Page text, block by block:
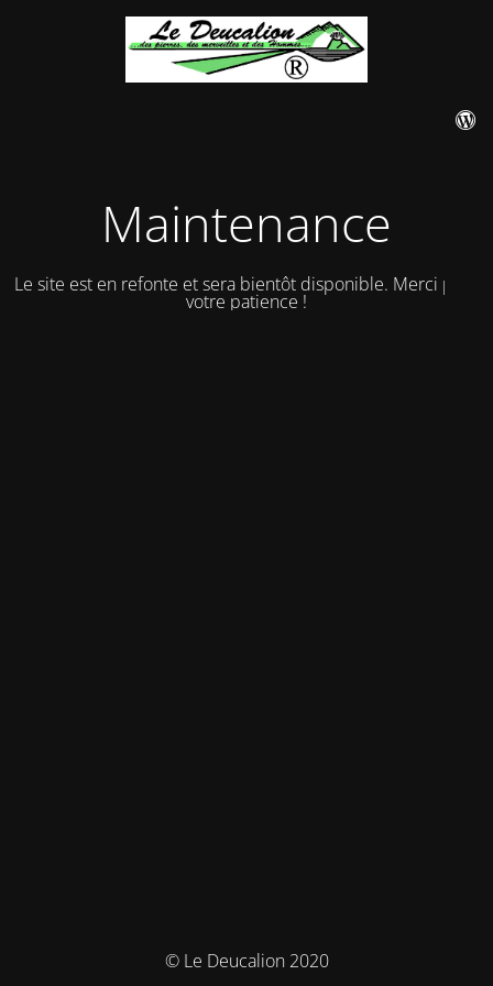
Maintenance
Le site est en refonte et sera bientôt disponible. Merci pour
votre patience !
© Le Deucalion 2020